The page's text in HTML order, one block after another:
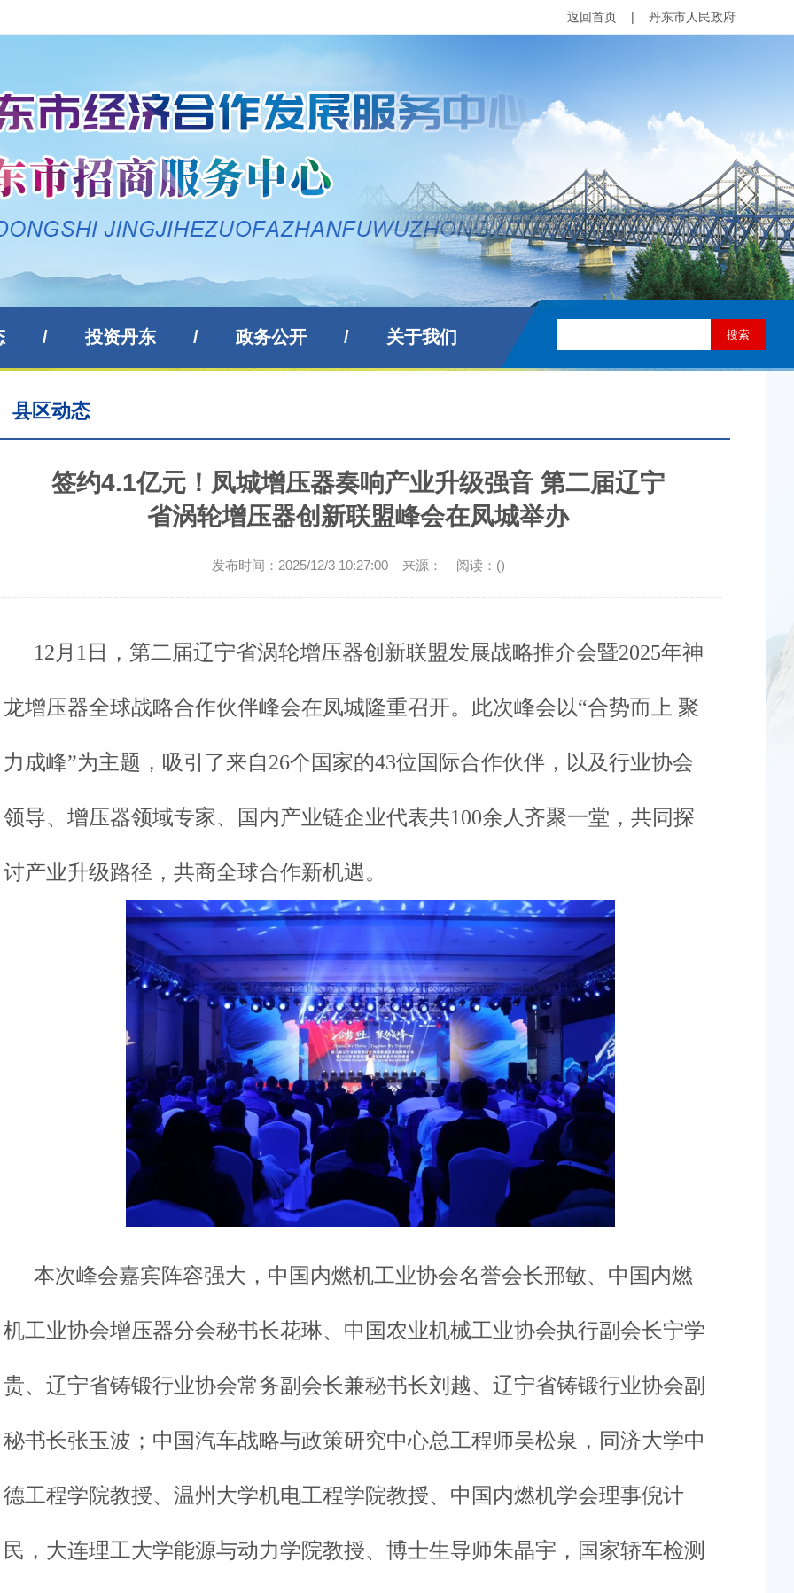
返回首页 | 丹东市人民政府
/ 投资丹东 / 政务公开 / 关于我们
县区动态
签约4.1亿元！凤城增压器奏响产业升级强音 第二届辽宁
省涡轮增压器创新联盟峰会在凤城举办
发布时间：2025/12/3 10:27:00 来源： 阅读：()
12 月 1 日，第二届辽宁省涡轮增压器创新联盟发展战略推介会暨2025年神
龙增压器全球战略合作伙伴峰会在凤城隆重召开。此次峰会以“合势而上 聚
力成峰”为主题，吸引了来自26个国家的43位国际合作伙伴，以及行业协会
领导、增压器领域专家、国内产业链企业代表共100余人齐聚一堂，共同探
讨产业升级路径，共商全球合作新机遇。
本次峰会嘉宾阵容强大，中国内燃机工业协会名誉会长邢敏、中国内燃
机工业协会增压器分会秘书长花琳、中国农业机械工业协会执行副会长宁学
贵、辽宁省铸锻行业协会常务副会长兼秘书长刘越、辽宁省铸锻行业协会副
秘书长张玉波；中国汽车战略与政策研究中心总工程师吴松泉，同济大学中
德工程学院教授、温州大学机电工程学院教授、中国内燃机学会理事倪计
民，大连理工大学能源与动力学院教授、博士生导师朱晶宇，国家轿车检测